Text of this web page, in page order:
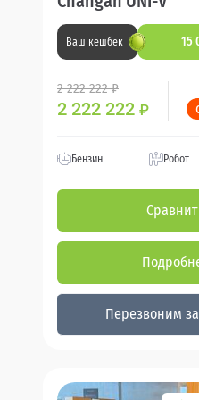
Ваш кешбек 15
2 222 222 ₽
2 222 222 ₽
Бензин Робот
Перезвоним